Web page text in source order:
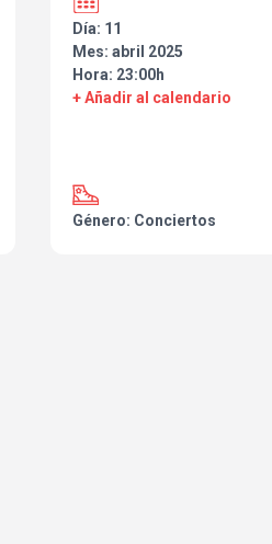
Día: 11
Mes: abril 2025
Hora: 23:00h
+ Añadir al calendario
Género: Conciertos